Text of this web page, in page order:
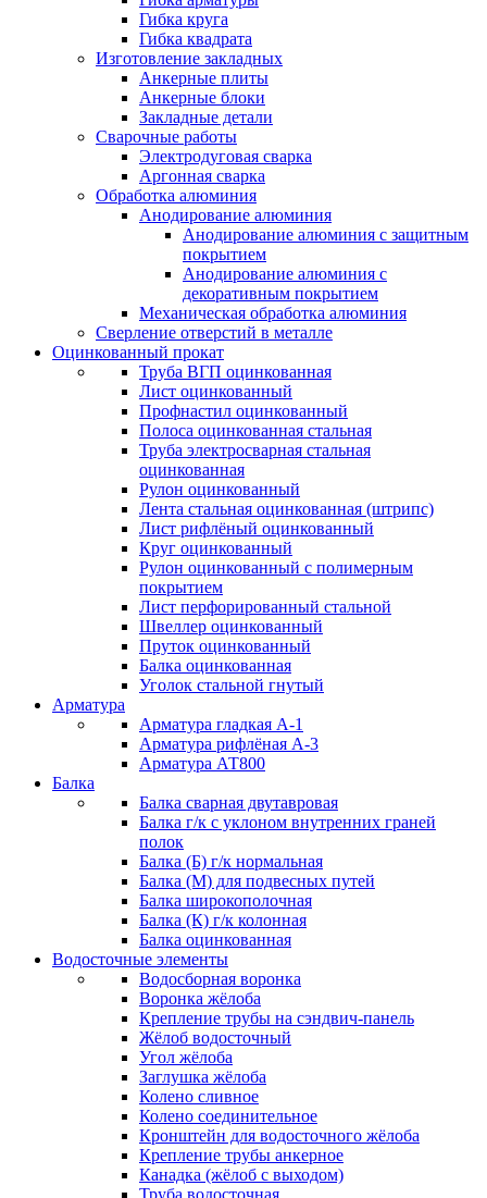
Гибка круга
Гибка квадрата
Изготовление закладных
Анкерные плиты
Анкерные блоки
Закладные детали
Сварочные работы
Электродуговая сварка
Аргонная сварка
Обработка алюминия
Анодирование алюминия
Анодирование алюминия с защитным
покрытием
Анодирование алюминия с
декоративным покрытием
Механическая обработка алюминия
Сверление отверстий в металле
Оцинкованный прокат
Труба ВГП оцинкованная
Лист оцинкованный
Профнастил оцинкованный
Полоса оцинкованная стальная
Труба электросварная стальная
оцинкованная
Рулон оцинкованный
Лента стальная оцинкованная (штрипс)
Лист рифлёный оцинкованный
Круг оцинкованный
Рулон оцинкованный с полимерным
покрытием
Лист перфорированный стальной
Швеллер оцинкованный
Пруток оцинкованный
Балка оцинкованная
Уголок стальной гнутый
Арматура
Арматура гладкая А-1
Арматура рифлёная А-3
Арматура АТ800
Балка
Балка сварная двутавровая
Балка г/к с уклоном внутренних граней
полок
Балка (Б) г/к нормальная
Балка (М) для подвесных путей
Балка широкополочная
Балка (К) г/к колонная
Балка оцинкованная
Водосточные элементы
Водосборная воронка
Воронка жёлоба
Крепление трубы на сэндвич-панель
Жёлоб водосточный
Угол жёлоба
Заглушка жёлоба
Колено сливное
Колено соединительное
Кронштейн для водосточного жёлоба
Крепление трубы анкерное
Канадка (жёлоб с выходом)
Труба водосточная